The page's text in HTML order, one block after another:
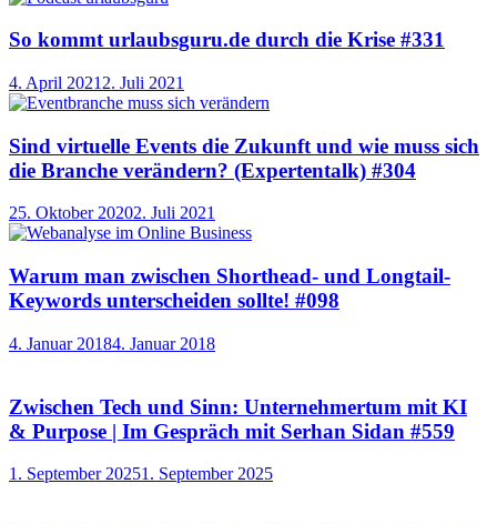
So kommt urlaubsguru.de durch die Krise #331
4. April 2021 2. Juli 2021
Sind virtuelle Events die Zukunft und wie muss sich
die Branche verändern? (Expertentalk) #304
25. Oktober 20202. Juli 2021
Warum man zwischen Shorthead- und Longtail-
Keywords unterscheiden sollte! #098
4. Januar 20184. Januar 2018
Zwischen Tech und Sinn: Unternehmertum mit KI
& Purpose | Im Gespräch mit Serhan Sidan #559
1. September 20251. September 2025